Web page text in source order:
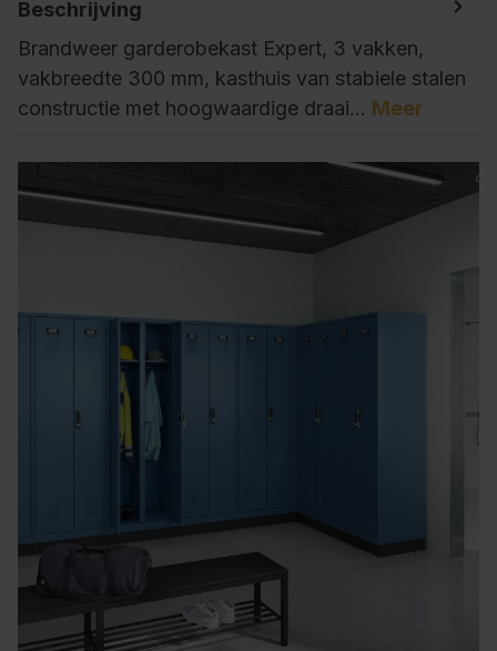
Beschrijving
Brandweer garderobekast Expert, 3 vakken,
vakbreedte 300 mm, kasthuis van stabiele stalen
constructie met hoogwaardige draai… Meer